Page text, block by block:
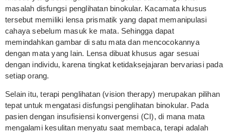
masalah disfungsi penglihatan binokular. Kacamata khusus
tersebut memiliki lensa prismatik yang dapat memanipulasi
cahaya sebelum masuk ke mata. Sehingga dapat
memindahkan gambar di satu mata dan mencocokannya
dengan mata yang lain. Lensa dibuat khusus agar sesuai
dengan individu, karena tingkat ketidaksejajaran bervariasi pada
setiap orang.
Selain itu, terapi penglihatan (vision therapy) merupakan pilihan
tepat untuk mengatasi disfungsi penglihatan binokular. Pada
pasien dengan insufisiensi konvergensi (CI), di mana mata
mengalami kesulitan menyatu saat membaca, terapi adalah